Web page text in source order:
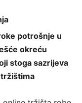
potrošnje u
okreću
stoga sazrijeva